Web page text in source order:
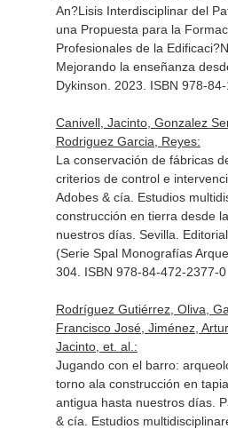
An?Lisis Interdisciplinar del
una Propuesta para la
Profesionales de la
Mejorando la enseñanza
Dykinson. 2023. ISBN 978-
Canivell, Jacinto, Gonzalez
Rodriguez Garcia, Reyes:
La conservación de fábricas
criterios de control e
Adobes & cía. Estudios
construcción en tierra desde
nuestros días. Sevilla.
(Serie Spal Monografías
304. ISBN 978-84-472-2377-0
Rodríguez Gutiérrez, Oliva,
Francisco José, Jiménez,
Jacinto, et. al.:
Jugando con el barro:
torno ala construcción en
antigua hasta nuestros días.
& cía. Estudios